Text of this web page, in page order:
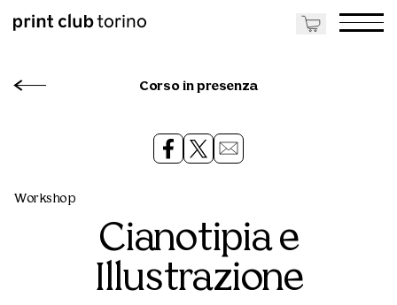
Corso in presenza
Workshop
Cianotipia e
Illustrazione